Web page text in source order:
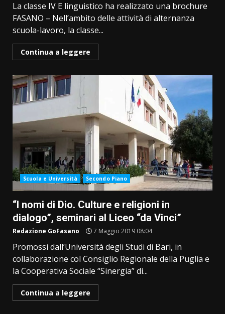
La classe IV E linguistico ha realizzato una brochure
FASANO – Nell’ambito delle attività di alternanza
scuola-lavoro, la classe...
Continua a leggere
Scuola e Università Secondo Piano
“I nomi di Dio. Culture e religioni in
dialogo”, seminari al Liceo “da Vinci”
Redazione GoFasano 7 Maggio 2019 08:04
Promossi dall’Università degli Studi di Bari, in
collaborazione col Consiglio Regionale della Puglia e
la Cooperativa Sociale “Sinergia” di...
Continua a leggere